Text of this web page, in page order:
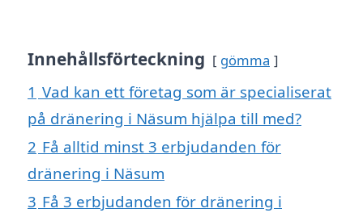
Innehållsförteckning gömma
1 Vad kan ett företag som är specialiserat
på dränering i Näsum hjälpa till med?
2 Få alltid minst 3 erbjudanden för
dränering i Näsum
3 Få 3 erbjudanden för dränering i